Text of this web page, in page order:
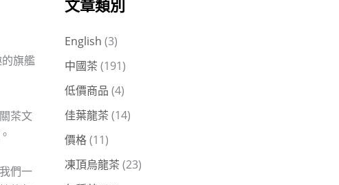
旗艦
茶文
們一
字
:
文章類別
English (3)
中國茶 (191)
低價商品 (4)
佳葉龍茶 (14)
價格(11)
凍頂烏龍茶 (23)